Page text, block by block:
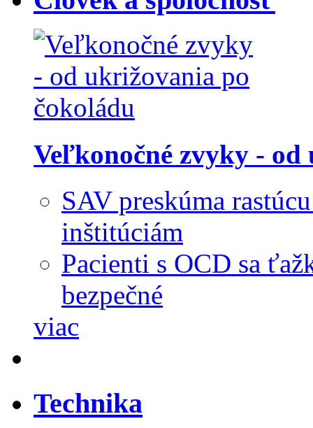
Veľkonočné zvyky -
SAV preskúma
inštitúciám
Pacienti s OCD sa
bezpečné
viac
Technika